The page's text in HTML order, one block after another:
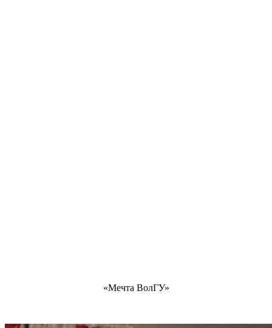
«Мечта ВолГУ»